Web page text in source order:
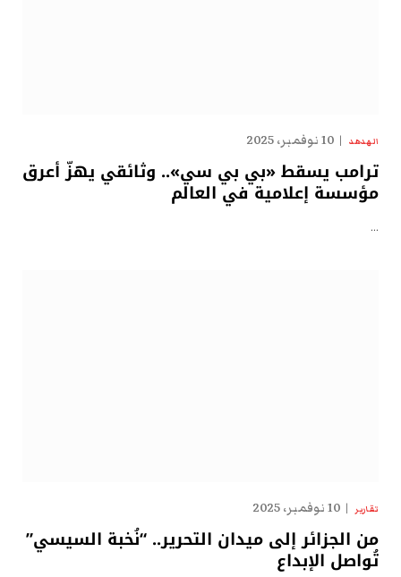
الهدهد 10 نوفمبر، 2025
ترامب يسقط «بي بي سي».. وثائقي يهزّ أعرق
مؤسسة إعلامية في العالم
…
تقارير 10 نوفمبر، 2025
من الجزائر إلى ميدان التحرير.. “نُخبة السيسي”
تُواصل الإبداع